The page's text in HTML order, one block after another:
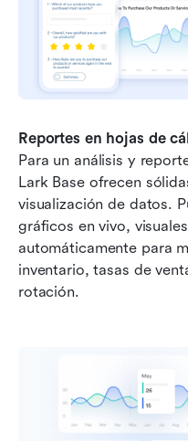
Reportes en hojas de
Para un análisis y
Lark Base ofrecen
visualización de datos.
gráficos en vivo,
automáticamente para
inventario, tasas de
rotación.